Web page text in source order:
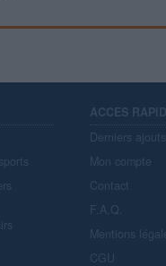
ACCES
Derniers ajouts
Mon compte
Contact
F.A.Q.
Mentions
CGU